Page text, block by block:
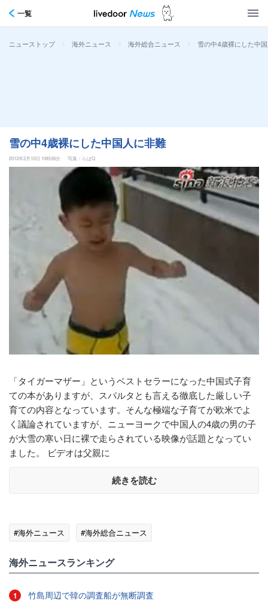
一覧
ニューストップ > 海外ニュース > 海外総合ニュース > 雪の中4歳裸にした中
雪の中4歳裸にした中国人に非難
2012年2月10日 10時26分 写真：らばQ
「タイガーマザー」というベストセラーになった中国式子育
ての本がありますが、スパルタとも言える徹底した厳しい子
育ての内容となっています。そんな極端な子育てが欧米でよ
く議論されていますが、ニューヨークで中国人の4歳の男の子
が大雪の寒い日に裸で走らされている映像が話題となってい
ました。 ビデオは父親に
続きを読む
#海外ニュース #海外総合ニュース
海外ニュースランキング
1 竹島周辺で韓の調査船が無断調査